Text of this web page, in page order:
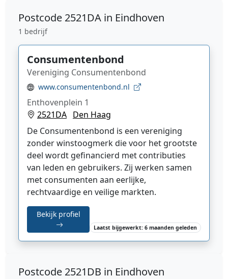
Postcode 2521DA in Eindhoven
1 bedrijf
Consumentenbond
Vereniging Consumentenbond
www.consumentenbond.nl
Enthovenplein 1
2521DA Den Haag
De Consumentenbond is een vereniging
zonder winstoogmerk die voor het grootste
deel wordt gefinancierd met contributies
van leden en gebruikers. Zij werken samen
met consumenten aan eerlijke,
rechtvaardige en veilige markten.
Bekijk profiel
Laatst bijgewerkt: 6 maanden geleden
Postcode 2521DB in Eindhoven